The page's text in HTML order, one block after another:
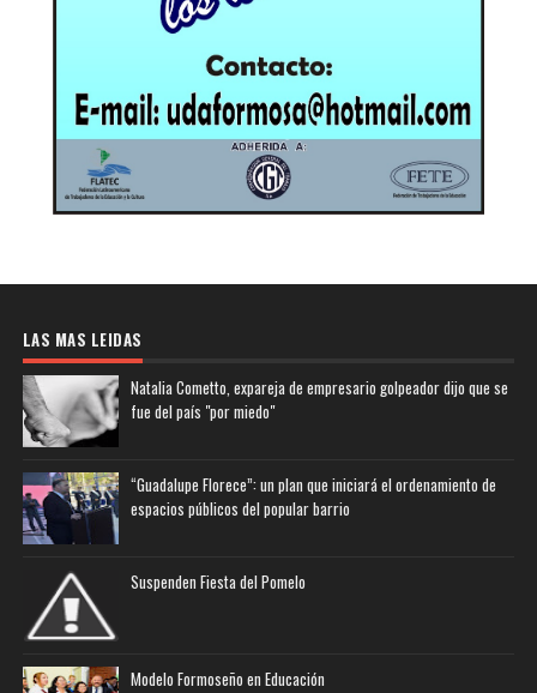
LAS MAS LEIDAS
Natalia Cometto, expareja de empresario golpeador dijo que se
fue del país "por miedo"
“Guadalupe Florece”: un plan que iniciará el ordenamiento de
espacios públicos del popular barrio
Suspenden Fiesta del Pomelo
Modelo Formoseño en Educación